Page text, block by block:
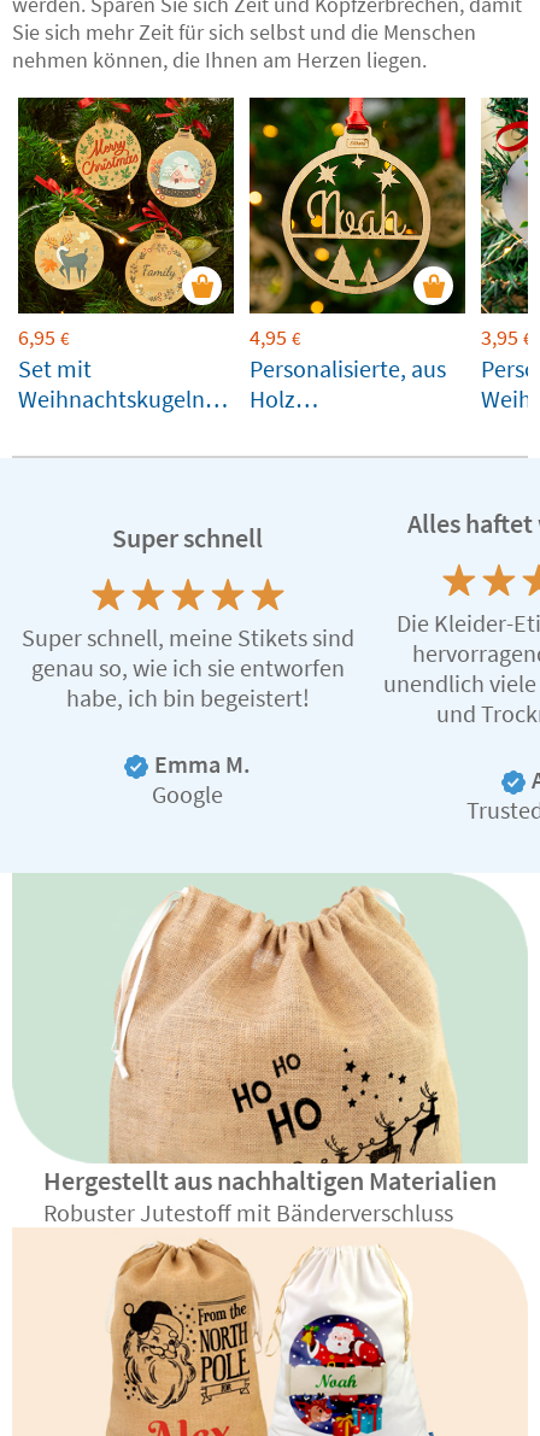
Sie sich mehr Zeit für sich selbst und die Menschen
nehmen können, die Ihnen am Herzen liegen.
6,95 €
Set mit
Weihnachtskugeln
4,95 €
Personalisierte, aus
Holz
Weihnachtskugeln
3,95 €
Super schnell
Super schnell, meine Stikets sind
genau so, wie ich sie entworfen
habe, ich bin begeistert!
Emma M.
Google
Alles
Die Kleider-
unendlich
und
Hergestellt aus nachhaltigen Materialien
Robuster Jutestoff mit Bänderverschluss